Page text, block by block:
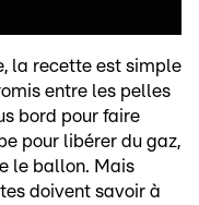
la recette est simple
entre les pelles
bord pour faire
pour libérer du gaz,
le ballon. Mais
doivent savoir à